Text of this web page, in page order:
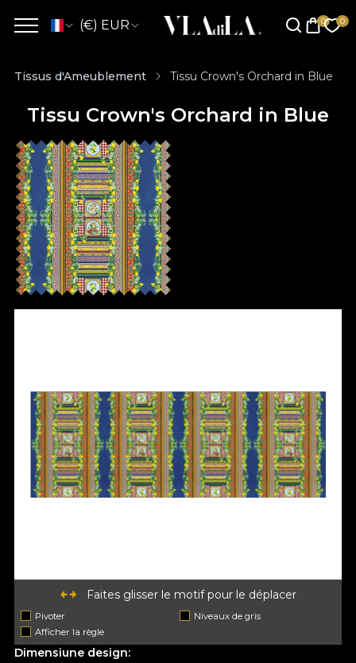
(€) EUR
Tissus d'Ameublement Tissu Crown's Orchard in Blue
Tissu Crown's Orchard in Blue
Faites glisser le motif pour le déplacer
Pivoter
Niveaux de gris
Afficher la règle
Dimensiune design: